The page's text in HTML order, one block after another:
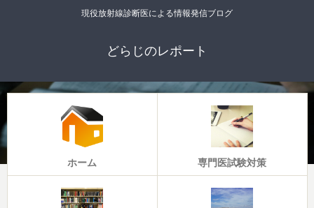
現役放射線診断医による情報発信ブログ
どらじのレポート
ホーム 専門医試験対策